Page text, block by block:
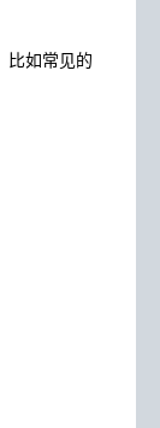
如常见的